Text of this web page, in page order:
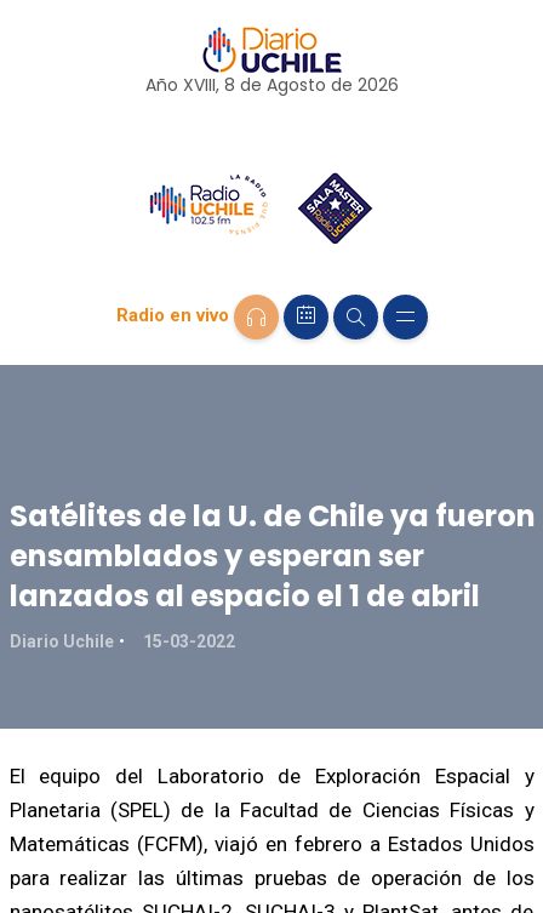
Año XVIII, 8 de Agosto de 2026
Radio en vivo
Satélites de la U. de Chile ya fueron
ensamblados y esperan ser
lanzados al espacio el 1 de abril
Diario Uchile 15-03-2022
El equipo del Laboratorio de Exploración Espacial y
Planetaria (SPEL) de la Facultad de Ciencias Físicas y
Matemáticas (FCFM), viajó en febrero a Estados Unidos
para realizar las últimas pruebas de operación de los